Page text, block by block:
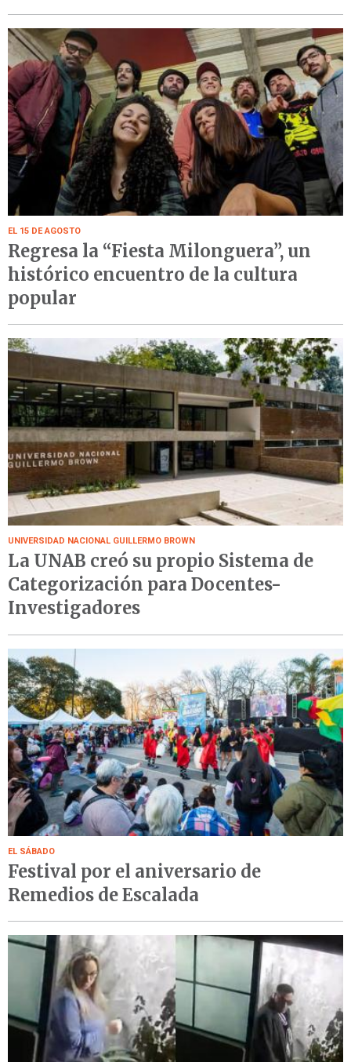
EL 15 DE AGOSTO
Regresa la “Fiesta Milonguera”, un
histórico encuentro de la cultura
popular
UNIVERSIDAD NACIONAL GUILLERMO BROWN
La UNAB creó su propio Sistema de
Categorización para Docentes-
Investigadores
EL SÁBADO
Festival por el aniversario de
Remedios de Escalada